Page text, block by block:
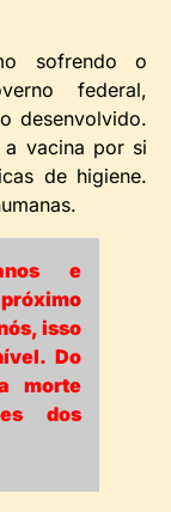
sofrendo o
federal,
desenvolvido.
a vacina por si
de higiene.
e
isso
Do
morte
dos